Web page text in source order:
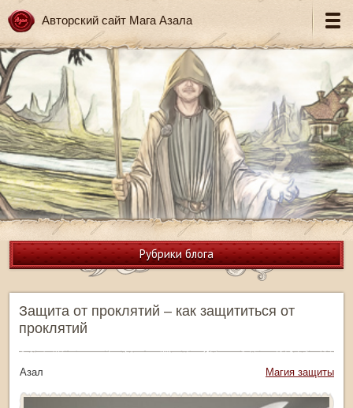
Авторский сайт Мага Азала
Рубрики блога
Защита от проклятий – как защититься от
проклятий
Азал Магия защиты